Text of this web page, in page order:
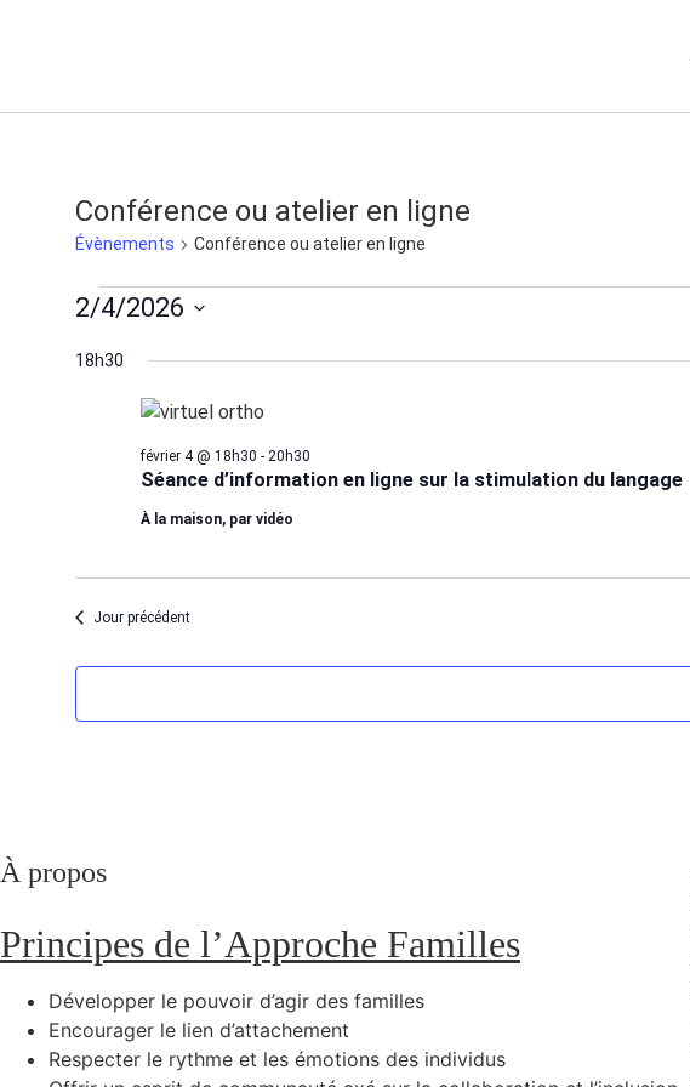
Conférence ou atelier en ligne
Évènements Conférence ou atelier en ligne
2/4/2026
une
date.
18h30
Séance d’information en ligne sur la stimulation du langage
février 4 @ 18h30 - 20h30
À la maison, par vidéo
Jour précédent
À propos
Principes de l’Approche Familles
Développer le pouvoir d’agir des familles
Encourager le lien d’attachement
Respecter le rythme et les émotions des individus